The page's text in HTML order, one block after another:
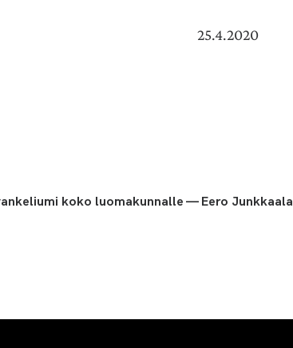
25.4.2020
koko luomakunnalle — Eero Junkkaala